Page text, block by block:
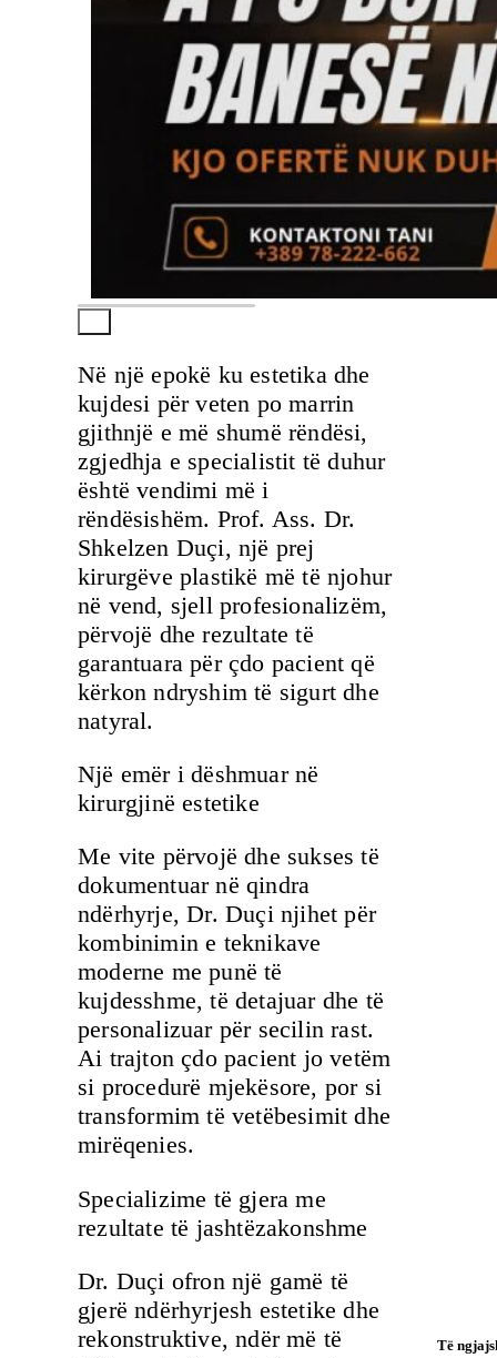
Në një epokë ku estetika dhe
kujdesi për veten po marrin
gjithnjë e më shumë rëndësi,
zgjedhja e specialistit të duhur
është vendimi më i
rëndësishëm. Prof. Ass. Dr.
Shkelzen Duçi, një prej
kirurgëve plastikë më të njohur
në vend, sjell profesionalizëm,
përvojë dhe rezultate të
garantuara për çdo pacient që
kërkon ndryshim të sigurt dhe
natyral.
Një emër i dëshmuar në
kirurgjinë estetike
Me vite përvojë dhe sukses të
dokumentuar në qindra
ndërhyrje, Dr. Duçi njihet për
kombinimin e teknikave
moderne me punë të
kujdesshme, të detajuar dhe të
personalizuar për secilin rast.
Ai trajton çdo pacient jo vetëm
si procedurë mjekësore, por si
transformim të vetëbesimit dhe
mirëqenies.
Specializime të gjera me
rezultate të jashtëzakonshme
Dr. Duçi ofron një gamë të
gjerë ndërhyrjesh estetike dhe
rekonstruktive, ndër më të
Të